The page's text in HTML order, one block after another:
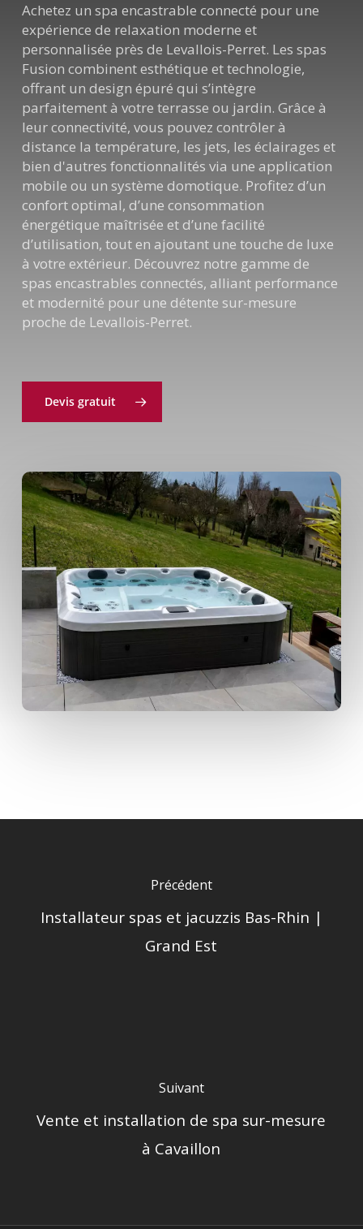
Achetez un spa encastrable connecté pour une
expérience de relaxation moderne et
personnalisée près de Levallois-Perret. Les spas
Fusion combinent esthétique et technologie,
offrant un design épuré qui s’intègre
parfaitement à votre terrasse ou jardin. Grâce à
leur connectivité, vous pouvez contrôler à
distance la température, les jets, les éclairages et
bien d'autres fonctionnalités via une application
mobile ou un système domotique. Profitez d’un
confort optimal, d’une consommation
énergétique maîtrisée et d’une facilité
d’utilisation, tout en ajoutant une touche de luxe
à votre extérieur. Découvrez notre gamme de
spas encastrables connectés, alliant performance
et modernité pour une détente sur-mesure
proche de Levallois-Perret.
Devis gratuit
Précédent
Installateur spas et jacuzzis Bas-Rhin |
Grand Est
Suivant
Vente et installation de spa sur-mesure
à Cavaillon